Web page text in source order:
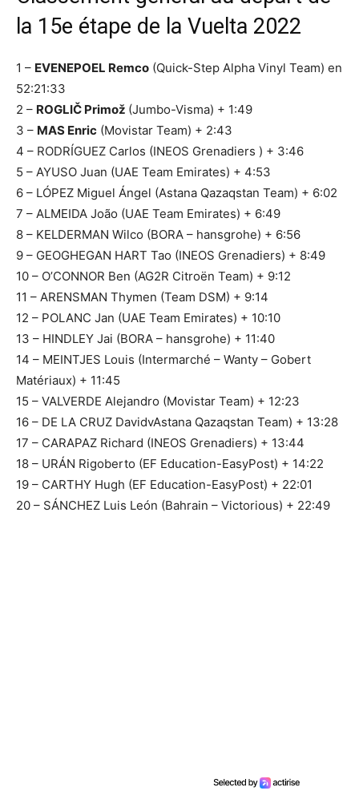
la 15e étape de la Vuelta 2022
1 – EVENEPOEL Remco (Quick-Step Alpha Vinyl Team) en
52:21:33
2 – ROGLIČ Primož (Jumbo-Visma) + 1:49
3 – MAS Enric (Movistar Team) + 2:43
4 – RODRÍGUEZ Carlos (INEOS Grenadiers ) + 3:46
5 – AYUSO Juan (UAE Team Emirates) + 4:53
6 – LÓPEZ Miguel Ángel (Astana Qazaqstan Team) + 6:02
7 – ALMEIDA João (UAE Team Emirates) + 6:49
8 – KELDERMAN Wilco (BORA – hansgrohe) + 6:56
9 – GEOGHEGAN HART Tao (INEOS Grenadiers) + 8:49
10 – O’CONNOR Ben (AG2R Citroën Team) + 9:12
11 – ARENSMAN Thymen (Team DSM) + 9:14
12 – POLANC Jan (UAE Team Emirates) + 10:10
13 – HINDLEY Jai (BORA – hansgrohe) + 11:40
14 – MEINTJES Louis (Intermarché – Wanty – Gobert
Matériaux) + 11:45
15 – VALVERDE Alejandro (Movistar Team) + 12:23
16 – DE LA CRUZ DavidvAstana Qazaqstan Team) + 13:28
17 – CARAPAZ Richard (INEOS Grenadiers) + 13:44
18 – URÁN Rigoberto (EF Education-EasyPost) + 14:22
19 – CARTHY Hugh (EF Education-EasyPost) + 22:01
20 – SÁNCHEZ Luis León (Bahrain – Victorious) + 22:49